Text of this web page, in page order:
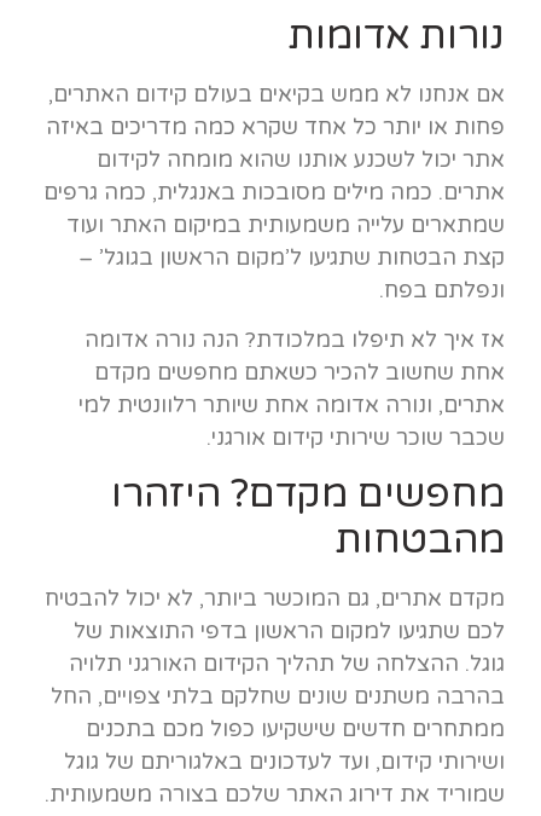
נורות אדומות
אם אנחנו לא ממש בקיאים בעולם קידום האתרים,
פחות או יותר כל אחד שקרא כמה מדריכים באיזה
אתר יכול לשכנע אותנו שהוא מומחה לקידום
אתרים. כמה מילים מסובכות באנגלית, כמה גרפים
שמתארים עלייה משמעותית במיקום האתר ועוד
קצת הבטחות שתגיעו ל’מקום הראשון בגוגל’ –
ונפלתם בפח.
אז איך לא תיפלו במלכודת? הנה נורה אדומה
אחת שחשוב להכיר כשאתם מחפשים מקדם
אתרים, ונורה אדומה אחת שיותר רלוונטית למי
שכבר שוכר שירותי קידום אורגני.
מחפשים מקדם? היזהרו
מהבטחות
מקדם אתרים, גם המוכשר ביותר, לא יכול להבטיח
לכם שתגיעו למקום הראשון בדפי התוצאות של
גוגל. ההצלחה של תהליך הקידום האורגני תלויה
בהרבה משתנים שונים שחלקם בלתי צפויים, החל
ממתחרים חדשים שישקיעו כפול מכם בתכנים
ושירותי קידום, ועד לעדכונים באלגוריתם של גוגל
שמוריד את דירוג האתר שלכם בצורה משמעותית.